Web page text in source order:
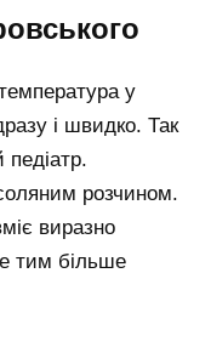
у
і швидко. Так
педіатр.
розчином.
виразно
тим більше